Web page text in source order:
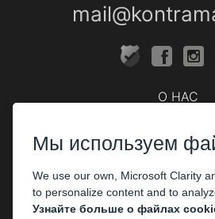
О НАС
ПАРТНЕРАМ
Корпоративным
Мы используем
We use our own, Microsoft Clarity
to personalize content and to
Узнайте больше о файлах